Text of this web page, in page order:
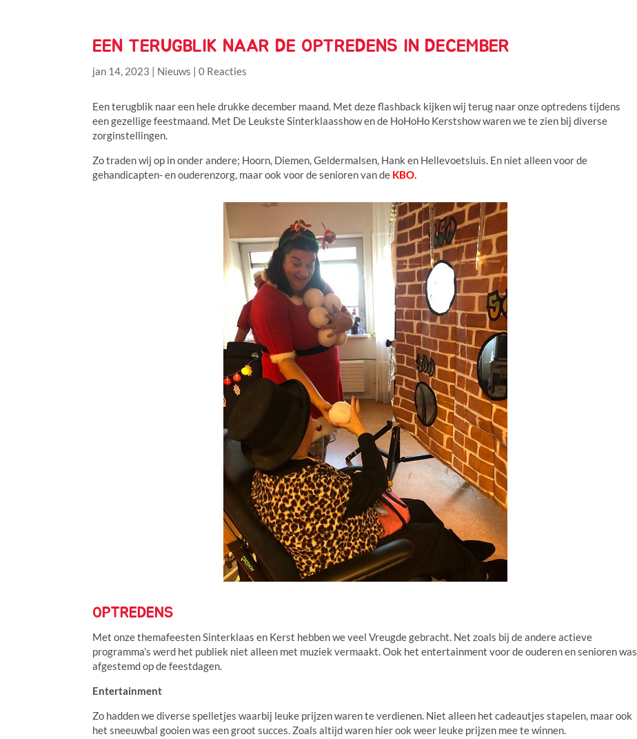
EEN TERUGBLIK NAAR DE OPTREDENS IN DECEMBER
jan 14, 2023 | Nieuws |0 Reacties
Een terugblik naar een hele drukke december maand. Met deze flashback kijken wij terug naar onze optredens tijdens
een gezellige feestmaand. Met De Leukste Sinterklaasshow en de HoHoHo Kerstshow waren we te zien bij diverse
zorginstellingen.
Zo traden wij op in onder andere; Hoorn, Diemen, Geldermalsen, Hank en Hellevoetsluis. En niet alleen voor de
gehandicapten- en ouderenzorg, maar ook voor de senioren van de KBO.
OPTREDENS
Met onze themafeesten Sinterklaas en Kerst hebben we veel Vreugde gebracht. Net zoals bij de andere actieve
programma’s werd het publiek niet alleen met muziek vermaakt. Ook het entertainment voor de ouderen en senioren was
afgestemd op de feestdagen.
Entertainment
Zo hadden we diverse spelletjes waarbij leuke prijzen waren te verdienen. Niet alleen het cadeautjes stapelen, maar ook
het sneeuwbal gooien was een groot succes. Zoals altijd waren hier ook weer leuke prijzen mee te winnen.